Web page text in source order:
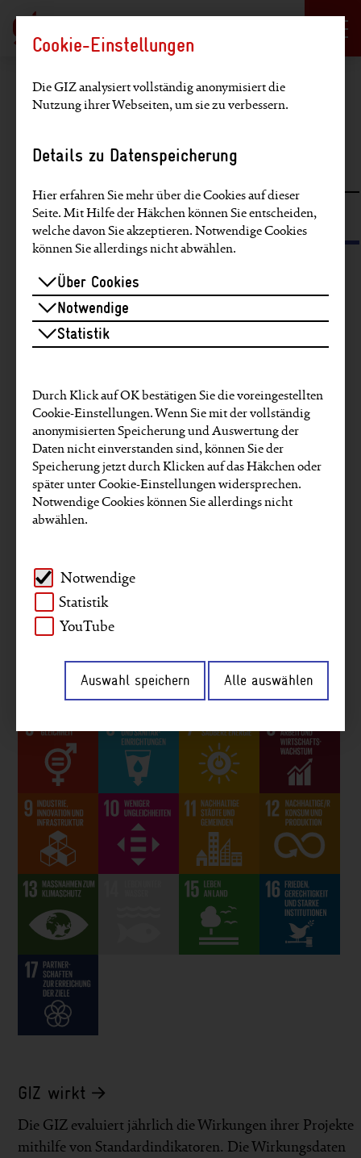
Artikel finden
Volltextsuche
Suche über Schlagworte und SDGs
Artikel zu diesen Themen finden:
EU Video
Gender Mitarbeitende Unternehmen
Umwelt und Klima Afrika Asien
Naher Osten Digitalisierung Interview
Agenda 2030 Südamerika
Artikel zu diesen SDGs finden:
GIZ wirkt
Die GIZ evaluiert jährlich die Wirkungen ihrer Projekte
mithilfe von Standardindikatoren. Die Wirkungsdaten
Cookie-Einstellungen
Die GIZ analysiert vollständig anonymisiert die
Nutzung ihrer Webseiten, um sie zu verbessern.
Details zu Datenspeicherung
Hier erfahren Sie mehr über die Cookies auf dieser
Seite. Mit Hilfe der Häkchen können Sie entscheiden,
welche davon Sie akzeptieren. Notwendige Cookies
können Sie allerdings nicht abwählen.
Über Cookies
Notwendige
Statistik
Durch Klick auf OK bestätigen Sie die voreingestellten
Cookie-Einstellungen. Wenn Sie mit der vollständig
anonymisierten Speicherung und Auswertung der
Daten nicht einverstanden sind, können Sie der
Speicherung jetzt durch Klicken auf das Häkchen oder
später unter Cookie-Einstellungen widersprechen.
Notwendige Cookies können Sie allerdings nicht
abwählen.
Notwendige
Statistik
YouTube
Auswahl speichern Alle auswählen